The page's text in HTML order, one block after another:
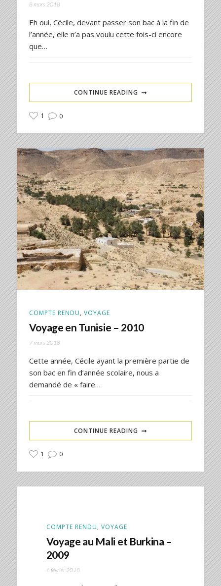
8 mars 2018
Eh oui, Cécile, devant passer son bac à la fin de
l’année, elle n’a pas voulu cette fois-ci encore
que…
CONTINUE READING
1 0
COMPTE RENDU, VOYAGE
Voyage en Tunisie – 2010
7 mars 2018
Cette année, Cécile ayant la première partie de
son bac en fin d’année scolaire, nous a
demandé de « faire…
CONTINUE READING
1 0
COMPTE RENDU, VOYAGE
Voyage au Mali et Burkina –
2009
6 février 2018